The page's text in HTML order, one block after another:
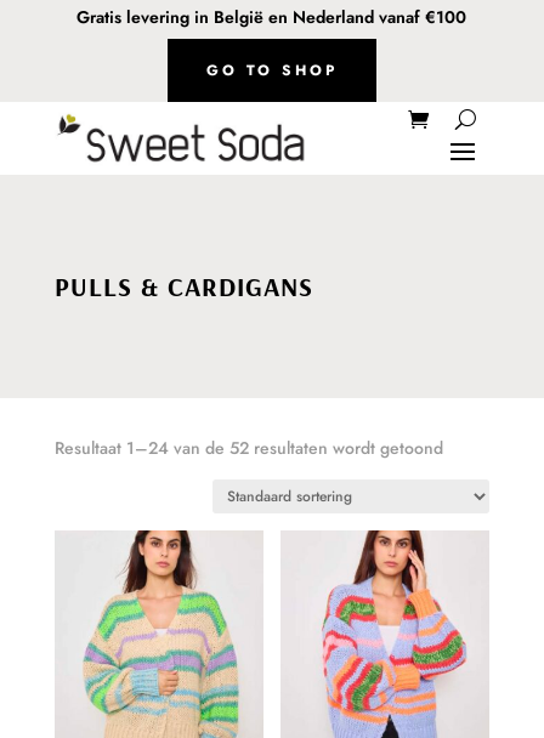
Gratis levering in België en Nederland vanaf €100
GO TO SHOP
PULLS & CARDIGANS
Resultaat 1–24 van de 52 resultaten wordt getoond